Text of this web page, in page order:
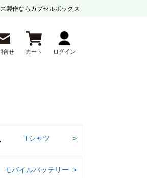
製作ならカプセルボックス
合せ カート ログイン
Tシャツ
モバイルバッテリー